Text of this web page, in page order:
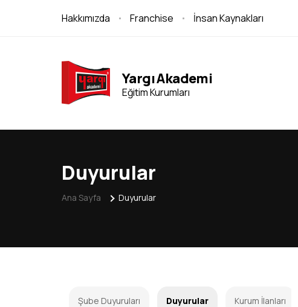
Hakkımızda Franchise İnsan Kaynakları
Yargı Akademi
Eğitim Kurumları
Duyurular
Ana Sayfa Duyurular
Şube Duyuruları Duyurular Kurum İlanları